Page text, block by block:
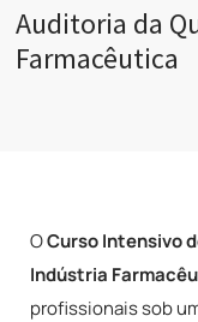
Auditoria da
Farmacêutica
OCurso Intensivo
Indústria
profissionais sob